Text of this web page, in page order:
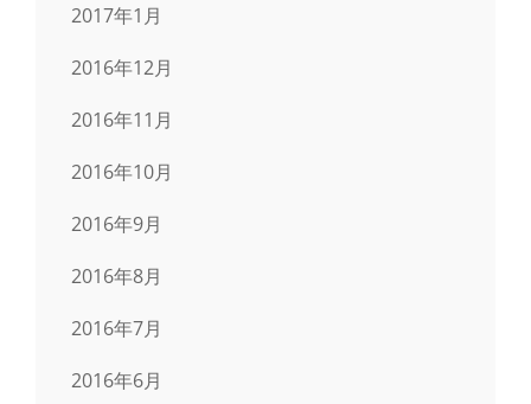
2017年1月
2016年12月
2016年11月
2016年10月
2016年9月
2016年8月
2016年7月
2016年6月